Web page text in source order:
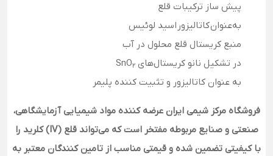
پیش ساز ترکیبات قلع
به‌عنوان کاتالیزور اسید لوئیس
منبع کریستال قلع محلول در آب
در تشکیل نانو کریستال‏‌های SnO ۲
به عنوان کاتالیزور و تثبیت کننده پلیمر
فروشگاه مرکز شیمی ایران عرضه کننده مواد شیمیایی آزمایشگاهی،
صنعتی و صنایع مربوطه مفتخر است که می‌تواند قلع (IV) کلرید را
با کیفیتی تضمین شده و قیمتی مناسب از تامین کنندگان معتبر به